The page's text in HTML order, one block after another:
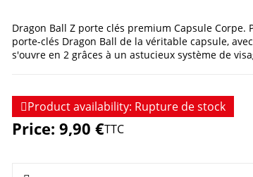
Dragon Ball Z porte clés premium Capsule Corpe.
porte-clés Dragon Ball de la véritable capsule,
s'ouvre en 2 grâces à un astucieux système de
Price: 9,90 €TTC
Product availability: Rupture de stock